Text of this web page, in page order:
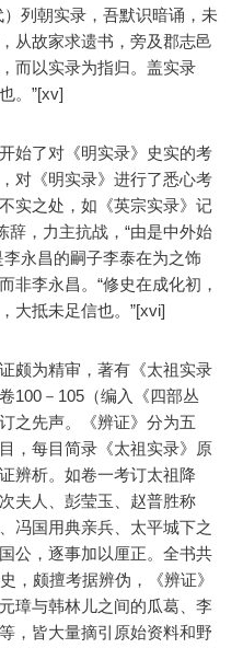
列朝实录，吾默识暗诵，未
从故家求遗书，旁及郡志邑
而以实录为指归。盖实录
。”[xv]
始了对《明实录》史实的考
对《明实录》进行了悉心考
实之处，如《英宗实录》记
辞，力主抗战，“由是中外始
永昌的嗣子李泰在为之饰
非李永昌。“修史在成化初，
大抵未足信也。”[xvi]
颇为精审，著有《太祖实录
100－105（编入《四部丛
之先声。《辨证》分为五
，每目简录《太祖实录》原
辨析。如卷一考订太祖降
夫人、彭莹玉、赵普胜称
冯国用典亲兵、太平城下之
公，逐事加以厘正。全书共
，颇擅考据辨伪，《辨证》
璋与韩林儿之间的瓜葛、李
，皆大量摘引原始资料和野